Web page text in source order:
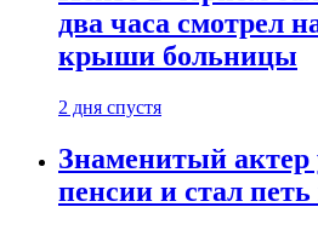
два часа смотрел
крыши больницы
2 дня спустя
Знаменитый актер
пенсии и стал